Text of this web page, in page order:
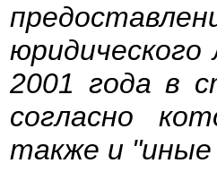
юридического
2001 года в
согласно
также и "иные